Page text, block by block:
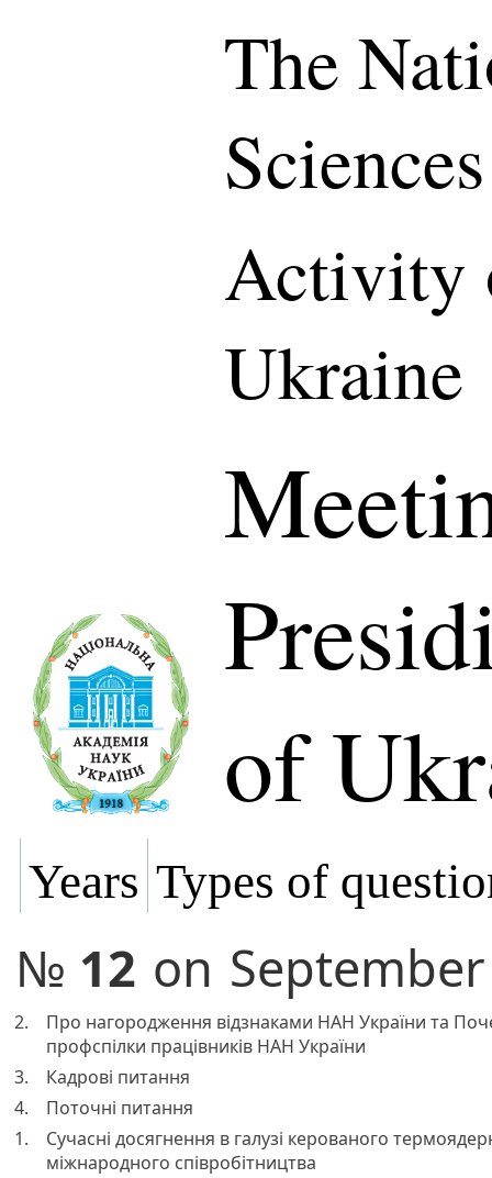
The
Activity
Ukraine
of
Years Types of
№ 12 on
2.
Про нагородження відзнаками НАН України та
профспілки працівників НАН України
3.
Кадрові питання
4.
Поточні питання
1.
Сучасні досягнення в галузі керованого
міжнародного співробітництва